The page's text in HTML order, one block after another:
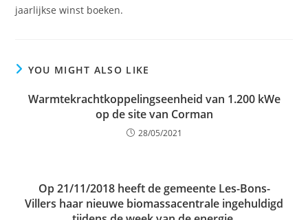
jaarlijkse winst boeken.
YOU MIGHT ALSO LIKE
Warmtekrachtkoppelingseenheid van 1.200 kWe
op de site van Corman
28/05/2021
Op 21/11/2018 heeft de gemeente Les-Bons-
Villers haar nieuwe biomassacentrale ingehuldigd